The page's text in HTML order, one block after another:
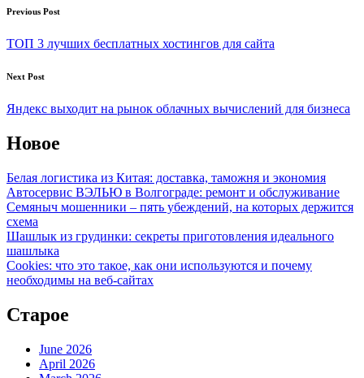
Post
navigation
Previous Post
ТОП 3 лучших бесплатных хостингов для сайта
Next Post
Яндекс выходит на рынок облачных вычислений для бизнеса
Новое
Белая логистика из Китая: доставка, таможня и экономия
Автосервис ВЭЛЬЮ в Волгограде: ремонт и обслуживание
Семяныч мошенники – пять убеждений, на которых держится
схема
Шашлык из грудинки: секреты приготовления идеального
шашлыка
Cookies: что это такое, как они используются и почему
необходимы на веб-сайтах
Старое
June 2026
April 2026